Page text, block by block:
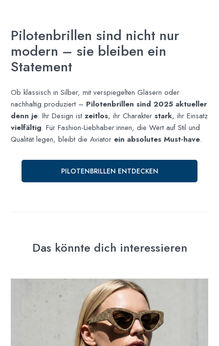
Pilotenbrillen sind nicht nur
modern – sie bleiben ein
Statement
Ob klassisch in Silber, mit verspiegelten Gläsern oder
nachhaltig produziert – Pilotenbrillen sind 2025 aktueller
denn je. Ihr Design istzeitlos, ihr Charakterstark, ihr Einsatz
vielfältig. Für Fashion-Liebhaber:innen, die Wert auf Stil und
Qualität legen, bleibt die Aviator ein absolutes Must-have.
PILOTENBRILLEN ENTDECKEN
Das könnte dich interessieren